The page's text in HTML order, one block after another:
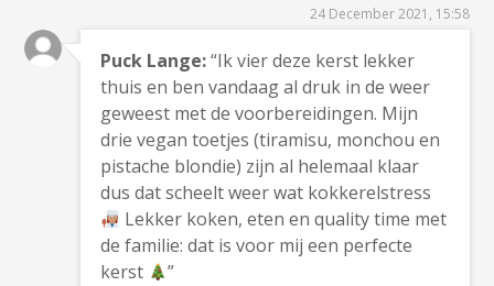
24 December 2021, 15:58
Puck Lange:“Ik vier deze kerst lekker
thuis en ben vandaag al druk in de weer
geweest met de voorbereidingen. Mijn
drie vegan toetjes (tiramisu, monchou en
pistache blondie) zijn al helemaal klaar
dus dat scheelt weer wat kokkerelstress
Lekker koken, eten en quality time met
de familie: dat is voor mij een perfecte
kerst
”